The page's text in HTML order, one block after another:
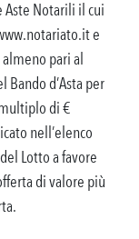
Notarili il cui
e
pari al
Bando d’Asta per
di €
nell’elenco
Lotto a favore
di valore più